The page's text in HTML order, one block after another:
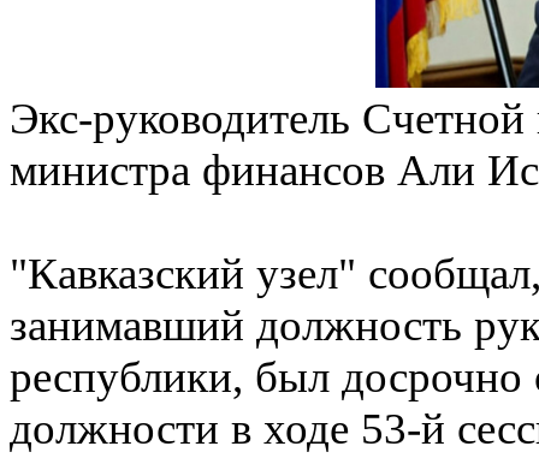
Экс-руководитель
министра финансов Али
"Кавказский узел"
занимавший должность
республики, был
должности в ходе 53-й